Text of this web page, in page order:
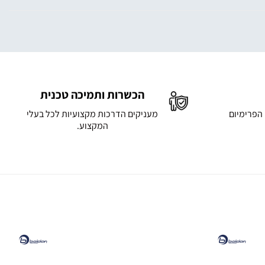
הכשרות ותמיכה טכנית
מעניקים הדרכות מקצועיות לכל בעלי
המקצוע.